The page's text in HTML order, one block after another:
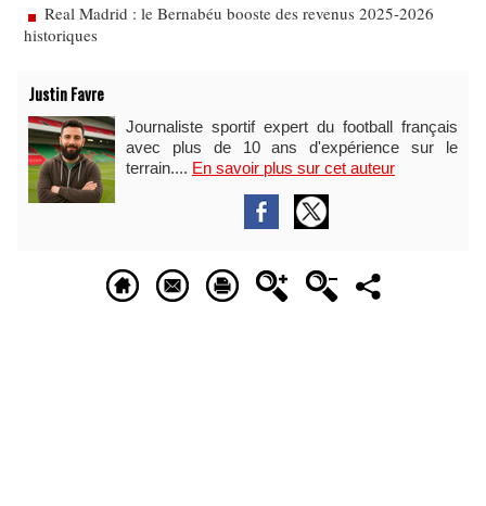
Real Madrid : le Bernabéu booste des revenus 2025-2026
historiques
Justin Favre
Journaliste sportif expert du football français
avec plus de 10 ans d'expérience sur le
terrain.... En savoir plus sur cet auteur